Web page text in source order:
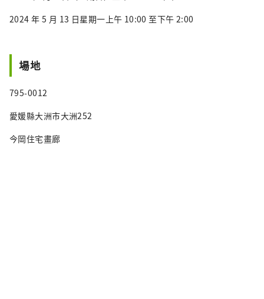
2024 年 5 月 13 日星期一上午 10:00 至下午 2:00
場地
795-0012
愛媛縣大洲市大洲252
今岡住宅畫廊